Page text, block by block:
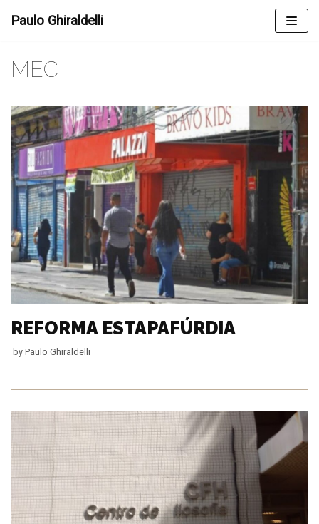
Skip
Paulo Ghiraldelli
MEC
REFORMA ESTAPAFÚRDIA
by Paulo Ghiraldelli